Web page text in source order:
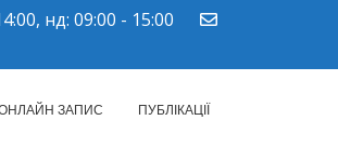
нд: 09:00 - 15:00
ЗАПИС ПУБЛІКАЦІЇ